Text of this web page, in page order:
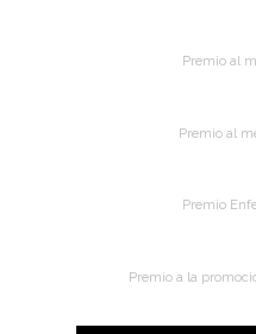
Premio al
Premio al
Premio
Premio a la